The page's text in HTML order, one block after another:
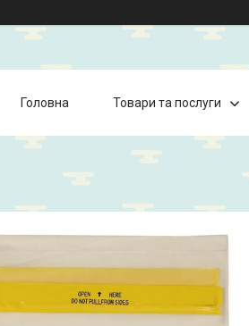
Головна Товари та послуги